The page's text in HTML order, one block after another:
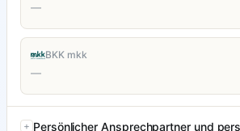
—
BKK mkk
—
Persönlicher Ansprechpartner und